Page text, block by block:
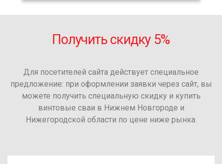
Получить скидку 5%
Для посетителей сайта действует специальное
предложение: при оформлении заявки через сайт, вы
можете получить специальную скидку и купить
винтовые сваи в Нижнем Новгороде и
Нижегородской области по цене ниже рынка.